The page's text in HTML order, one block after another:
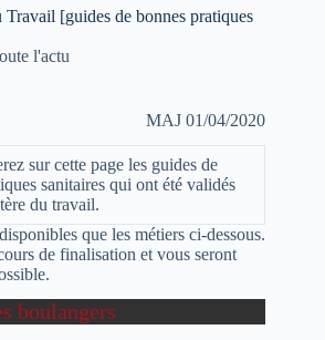
[guides de bonnes pratiques
l'actu
MAJ 01/04/2020
sur cette page les guides de
sanitaires qui ont été validés
du travail.
que les métiers ci-dessous.
de finalisation et vous seront
boulangers